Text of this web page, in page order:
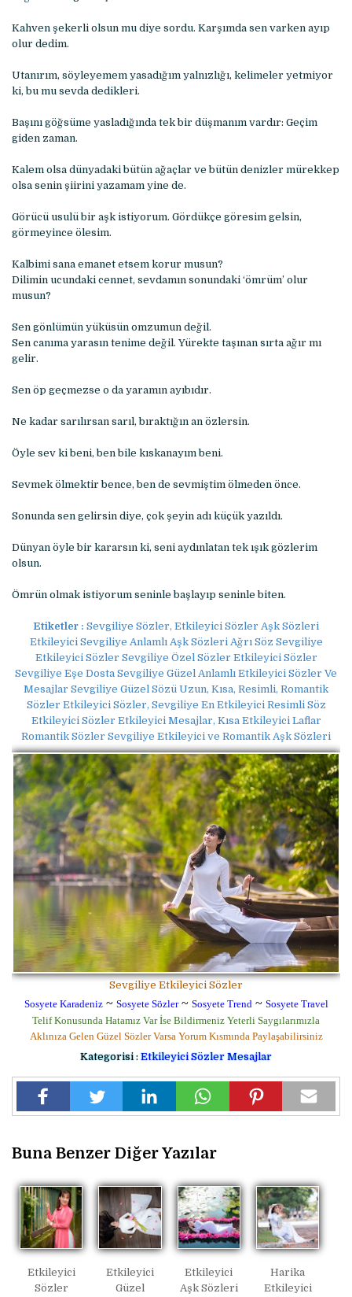
Kahven şekerli olsun mu diye sordu. Karşımda sen varken ayıp
olur dedim.
Utanırım, söyleyemem yasadığım yalnızlığı, kelimeler yetmiyor
ki, bu mu sevda dedikleri.
Başını göğsüme yasladığında tek bir düşmanım vardır: Geçim
giden zaman.
Kalem olsa dünyadaki bütün ağaçlar ve bütün denizler mürekkep
olsa senin şiirini yazamam yine de.
Görücü usulü bir aşk istiyorum. Gördükçe göresim gelsin,
görmeyince ölesim.
Kalbimi sana emanet etsem korur musun?
Dilimin ucundaki cennet, sevdamın sonundaki ‘ömrüm’ olur
musun?
Sen gönlümün yüküsün omzumun değil.
Sen canıma yarasın tenime değil. Yürekte taşınan sırta ağır mı
gelir.
Sen öp geçmezse o da yaramın ayıbıdır.
Ne kadar sarılırsan sarıl, bıraktığın an özlersin.
Öyle sev ki beni, ben bile kıskanayım beni.
Sevmek ölmektir bence, ben de sevmiştim ölmeden önce.
Sonunda sen gelirsin diye, çok şeyin adı küçük yazıldı.
Dünyan öyle bir kararsın ki, seni aydınlatan tek ışık gözlerim
olsun.
Ömrün olmak istiyorum seninle başlayıp seninle biten.
Etiketler : Sevgiliye Sözler, Etkileyici Sözler Aşk Sözleri
Etkileyici Sevgiliye Anlamlı Aşk Sözleri Ağrı Söz Sevgiliye
Etkileyici Sözler Sevgiliye Özel Sözler Etkileyici Sözler
Sevgiliye Eşe Dosta Sevgiliye Güzel Anlamlı Etkileyici Sözler Ve
Mesajlar Sevgiliye Güzel Sözü Uzun, Kısa, Resimli, Romantik
Sözler Etkileyici Sözler, Sevgiliye En Etkileyici Resimli Söz
Etkileyici Sözler Etkileyici Mesajlar, Kısa Etkileyici Laflar
Romantik Sözler Sevgiliye Etkileyici ve Romantik Aşk Sözleri
Sevgiliye Etkileyici Sözler
Sosyete Karadeniz~ Sosyete Sözler~ Sosyete Trend ~ Sosyete Travel
Telif Konusunda Hatamız Var İse Bildirmeniz Yeterli Saygılarımızla
Aklınıza Gelen Güzel Sözler Varsa Yorum Kısmında Paylaşabilirsiniz
Kategorisi : Etkileyici Sözler Mesajlar
Buna Benzer Diğer Yazılar
Etkileyici
Sözler
Etkileyici
Güzel
Etkileyici
Aşk Sözleri
Harika
Etkileyici